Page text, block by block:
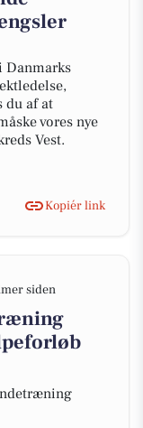
Danmarks
du af at
vores nye
Vest.
Kopiér link
siden